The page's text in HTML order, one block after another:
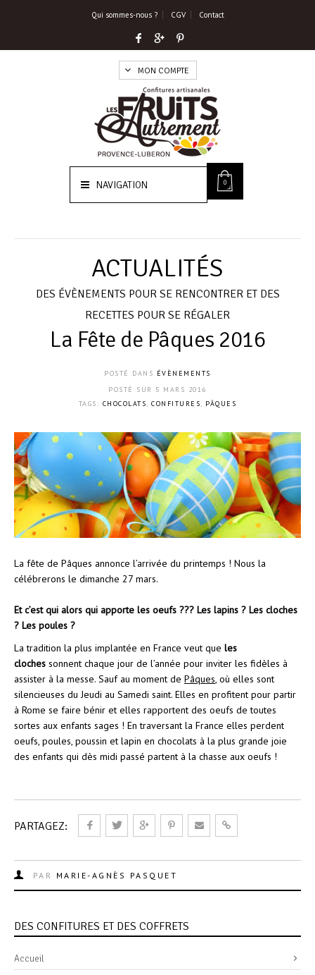
Qui sommes-nous ? CGV Contact
MON COMPTE
0
NAVIGATION
ACTUALITÉS
DES ÉVÈNEMENTS POUR SE RENCONTRER ET DES
RECETTES POUR SE RÉGALER
La Fête de Pâques 2016
POSTÉ DANS ÉVÈNEMENTS
POSTÉ SUR
5 MARS 2016
TAGS: CHOCOLATS,CONFITURES, PÂQUES
La fête de Pâques annonce l’arrivée du printemps ! Nous la
célébrerons le dimanche 27 mars.
Et c’est qui alors qui apporte les oeufs ??? Les lapins ? Les cloches
? Les poules ?
La tradition la plus implantée en France veut que les
cloches sonnent chaque jour de l’année pour inviter les fidèles à
assister à la messe. Sauf au moment de Pâques, où elles sont
silencieuses du Jeudi au Samedi saint. Elles en profitent pour partir
à Rome se faire bénir et elles rapportent des oeufs de toutes
sortes aux enfants sages ! En traversant la France elles perdent
oeufs, poules, poussin et lapin en chocolats à la plus grande joie
des enfants qui dès midi passé partent à la chasse aux oeufs !
PARTAGEZ:
PAR MARIE-AGNÈS PASQUET
DES CONFITURES ET DES COFFRETS
Accueil